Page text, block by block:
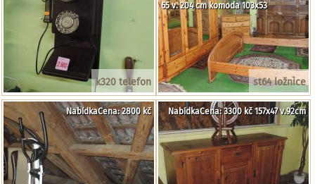
k320 telefon st64 ložnice
65 v. 204 cm komoda 103x53
NabídkaCena: 2800 kč NabídkaCena: 3300 kč 157x47 v.92cm